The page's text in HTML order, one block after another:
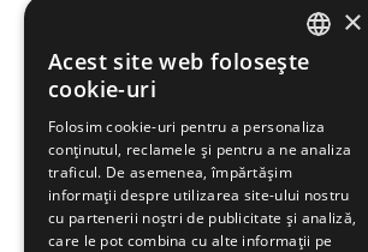
ENGLISH
FRENCH
BULGARIAN
GERMAN
×
Acest site web folosește
cookie-uri
Folosim cookie-uri pentru a personaliza
conținutul, reclamele și pentru a ne analiza
traficul. De asemenea, împărtășim
informații despre utilizarea site-ului nostru
cu partenerii noștri de publicitate și analiză,
care le pot combina cu alte informații pe